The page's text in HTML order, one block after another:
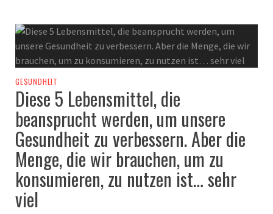
GESUNDHEIT
Diese 5 Lebensmittel, die
beansprucht werden, um unsere
Gesundheit zu verbessern. Aber die
Menge, die wir brauchen, um zu
konsumieren, zu nutzen ist… sehr
viel